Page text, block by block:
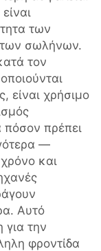
των
των σωλήνων.
τον
είναι χρήσιμο
πρέπει
—
και
Αυτό
για την
φροντίδα